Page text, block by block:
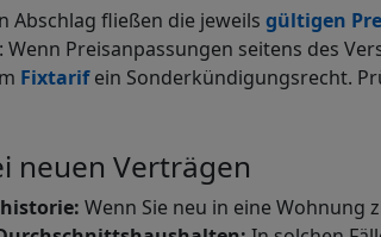
Abschlag fließen die jeweils gültigen
: Wenn Preisanpassungen seitens des
Fixtarifein Sonderkündigungsrecht.
neuen Verträgen
Wenn Sie neu in eine Wohnung